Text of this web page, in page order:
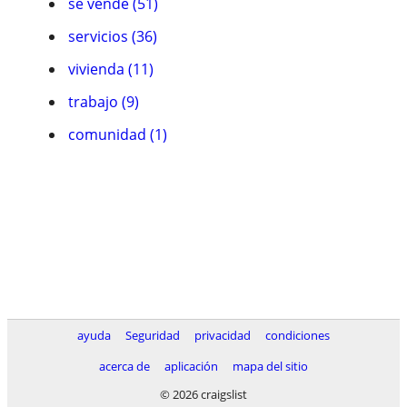
servicios (36)
vivienda (11)
trabajo (9)
comunidad (1)
ayuda Seguridad privacidad
condiciones
acerca de
aplicación
mapa del sitio
© 2026 craigslist